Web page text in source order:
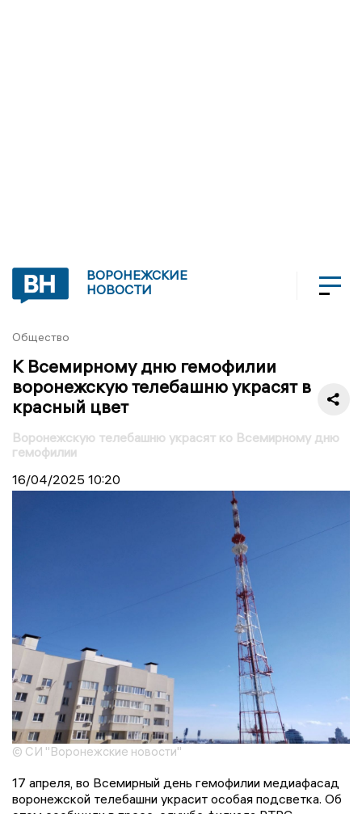
ВОРОНЕЖСКИЕ
НОВОСТИ
Общество
К Всемирному дню гемофилии
воронежскую телебашню украсят в
красный цвет
Воронежскую телебашню украсят ко Всемирному дню
гемофилии
16/04/2025 10:20
© СИ "Воронежские новости"
17 апреля, во Всемирный день гемофилии медиафасад
воронежской телебашни украсит особая подсветка. Об